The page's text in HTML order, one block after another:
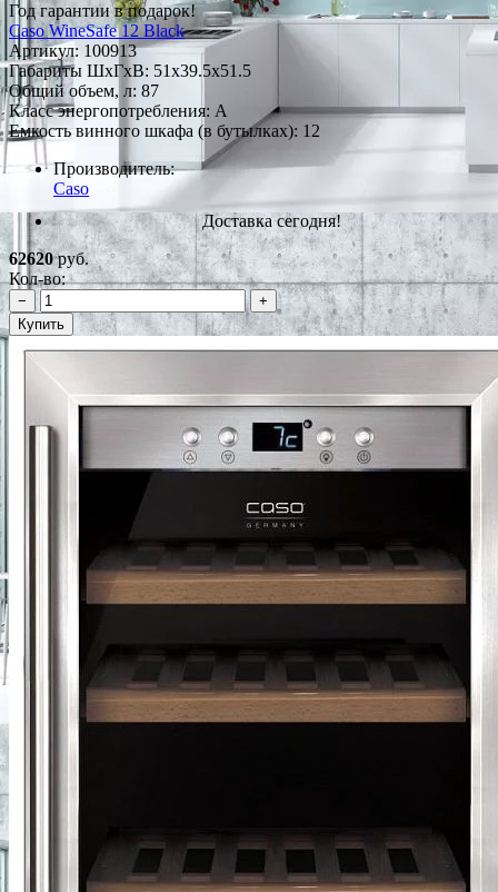
Год гарантии в подарок!
Caso WineSafe 12 Black
Артикул: 100913
Габариты ШxГxВ: 51x39.5x51.5
Общий объем, л: 87
Класс энергопотребления: A
Емкость винного шкафа (в бутылках): 12
Производитель:
Caso
Доставка сегодня!
62620руб.
Кол-во:
−
+
Купить